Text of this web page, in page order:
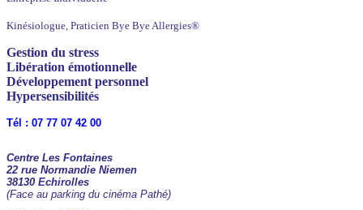
Kinésiologue, Praticien Bye Bye Allergies®
Gestion du stress
Libération émotionnelle
Développement personnel
Hypersensibilités
Tél : 07 77 07 42 00
Centre Les Fontaines
22 rue Normandie Niemen
38130 Echirolles
(Face au parking du cinéma Pathé)